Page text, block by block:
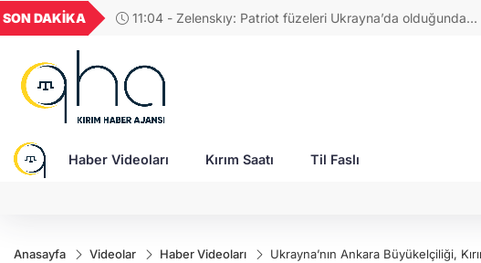
SON DAKİKA
11:04 - Zelenskıy: Patriot füzeleri Ukrayna’da olduğunda
UYU
1,1849
18,2677
16,3788
27,9743
0,0018
Haber Videoları Kırım Saatı Til Faslı
Anasayfa Videolar Haber Videoları Ukrayna’nın Ankara Büyükelçiliği,